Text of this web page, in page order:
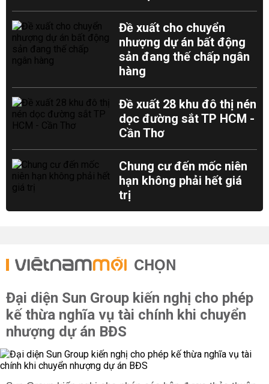
Đề xuất cho chuyển
nhượng dự án bất động
sản đang thế chấp ngân
hàng
Đề xuất 28 khu đô thị nén
dọc đường sắt TP HCM -
Cần Thơ
Chung cư đến mốc niên
hạn không phải hết giá
trị
CHỌN
Đại diện Sun Group kiến nghị cho phép
kế thừa nghĩa vụ tài chính khi chuyển
nhượng dự án BĐS